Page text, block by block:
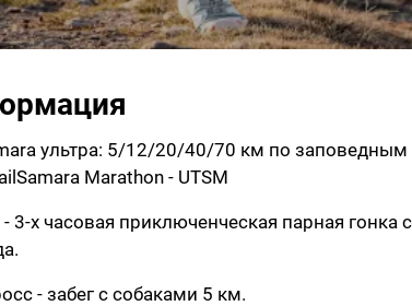
ультра: 5/12/20/40/70 км по заповедным
Marathon - UTSM
- 3-х часовая приключенческая парная
- забег с собаками 5 км.